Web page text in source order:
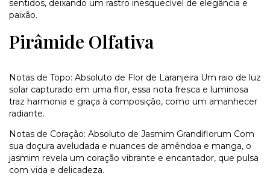
sentidos, deixando um rastro inesquecível de elegância e
paixão.
Pirâmide Olfativa
Notas de Topo: Absoluto de Flor de Laranjeira Um raio de luz
solar capturado em uma flor, essa nota fresca e luminosa
traz harmonia e graça à composição, como um amanhecer
radiante.
Notas de Coração: Absoluto de Jasmim Grandiflorum Com
sua doçura aveludada e nuances de amêndoa e manga, o
jasmim revela um coração vibrante e encantador, que pulsa
com vida e delicadeza.